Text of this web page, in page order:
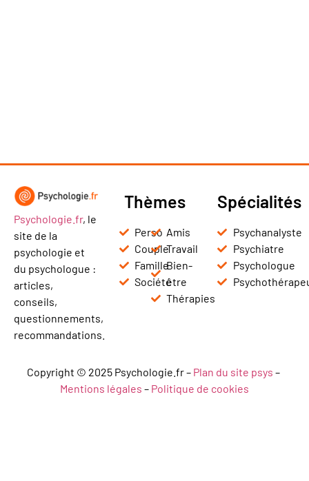
Psychologie.fr, le
site de la
psychologie et
du psychologue :
articles,
conseils,
questionnements,
recommandations.
Thèmes
Perso
Couple
Famille
Société
Amis
Travail
Bien-
être
Thérapies
Spécialités
Psychanalyste
Psychiatre
Psychologue
Copyright © 2025 Psychologie.fr – Plan du site psys –
Mentions légales – Politique de cookies